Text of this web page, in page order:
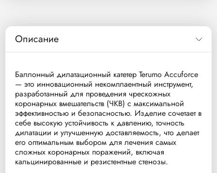
Описание
Баллонный дилатационный катетер Terumo Accuforce
— это инновационный некомплаентный инструмент,
разработанный для проведения чрескожных
коронарных вмешательств (ЧКВ) с максимальной
эффективностью и безопасностью. Изделие сочетает в
себе высокую устойчивость к давлению, точность
дилатации и улучшенную доставляемость, что делает
его оптимальным выбором для лечения самых
сложных коронарных поражений, включая
кальцинированные и резистентные стенозы.